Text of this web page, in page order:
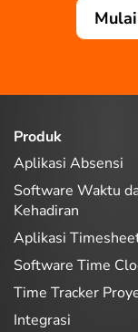
Produk
Aplikasi Absensi
Software Waktu
Kehadiran
Aplikasi
Software Time
Time Tracker
Integrasi